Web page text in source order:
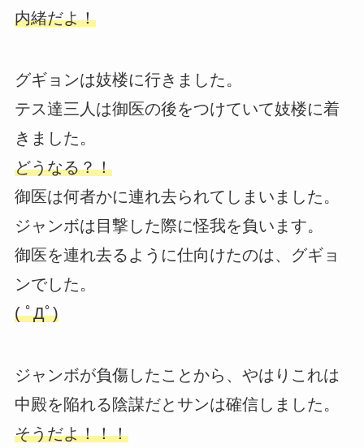
内緒だよ！
グギョンは妓楼に行きました。
テス達三人は御医の後をつけていて妓楼に着
きました。
どうなる？！
御医は何者かに連れ去られてしまいました。
ジャンボは目撃した際に怪我を負います。
御医を連れ去るように仕向けたのは、グギョ
ンでした。
( ﾟДﾟ)
ジャンボが負傷したことから、やはりこれは
中殿を陥れる陰謀だとサンは確信しました。
そうだよ！！！